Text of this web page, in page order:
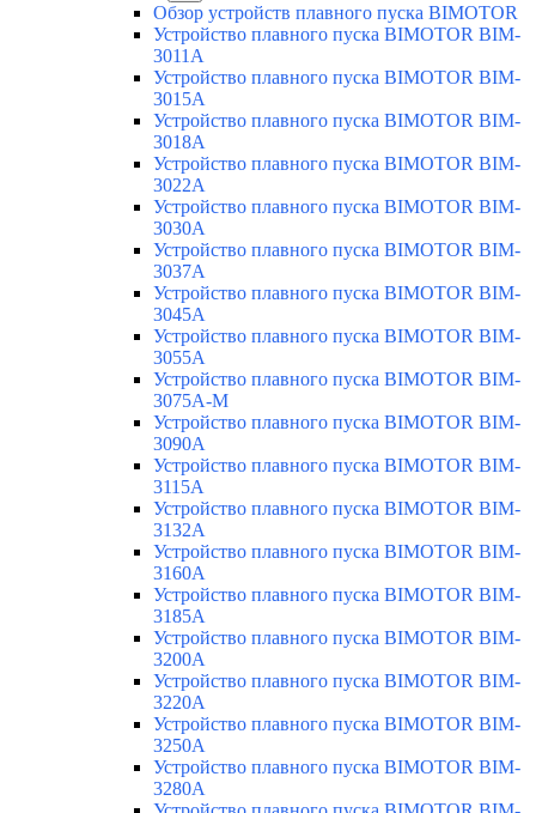
Обзор устройств плавного пуска BIMOTOR
Устройство плавного пуска BIMOTOR BIM-
3011A
Устройство плавного пуска BIMOTOR BIM-
3015A
Устройство плавного пуска BIMOTOR BIM-
3018A
Устройство плавного пуска BIMOTOR BIM-
3022A
Устройство плавного пуска BIMOTOR BIM-
3030A
Устройство плавного пуска BIMOTOR BIM-
3037A
Устройство плавного пуска BIMOTOR BIM-
3045A
Устройство плавного пуска BIMOTOR BIM-
3055A
Устройство плавного пуска BIMOTOR BIM-
3075A-M
Устройство плавного пуска BIMOTOR BIM-
3090A
Устройство плавного пуска BIMOTOR BIM-
3115A
Устройство плавного пуска BIMOTOR BIM-
3132A
Устройство плавного пуска BIMOTOR BIM-
3160A
Устройство плавного пуска BIMOTOR BIM-
3185A
Устройство плавного пуска BIMOTOR BIM-
3200A
Устройство плавного пуска BIMOTOR BIM-
3220A
Устройство плавного пуска BIMOTOR BIM-
3250A
Устройство плавного пуска BIMOTOR BIM-
3280A